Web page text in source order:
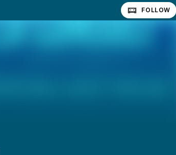
FOLLOW